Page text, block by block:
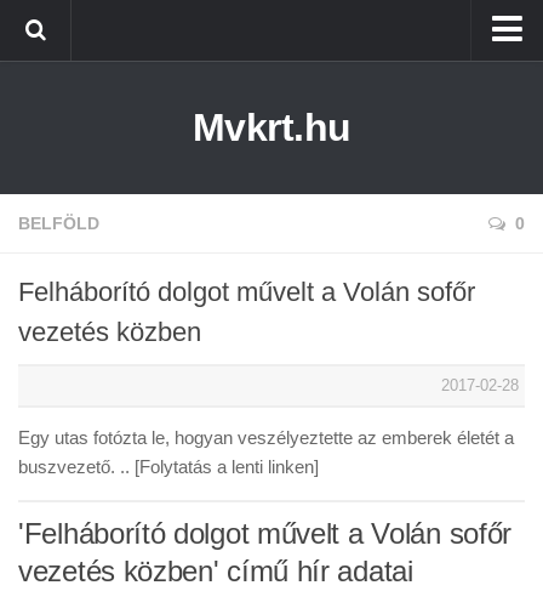
Tiszaújváros
Kazincbarcika
Mvkrt.hu
BELFÖLD 0
Felháborító dolgot művelt a Volán sofőr
vezetés közben
2017-02-28
Egy utas fotózta le, hogyan veszélyeztette az emberek életét a
buszvezető. .. [Folytatás a lenti linken]
'Felháborító dolgot művelt a Volán sofőr
vezetés közben' című hír adatai